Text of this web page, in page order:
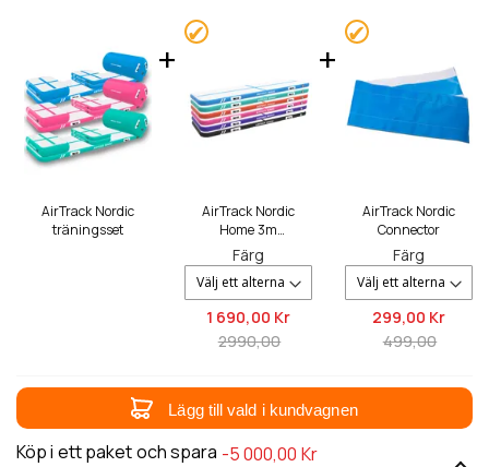
AirTrack Nordic
träningsset
AirTrack Nordic
Home 3m
Luftvoltbana
Färg
1 690,00 Kr
2990,00
AirTrack Nordic
Connector
Färg
299,00 Kr
499,00
Lägg till vald i kundvagnen
Köp i ett paket och spara -5 000,00 Kr